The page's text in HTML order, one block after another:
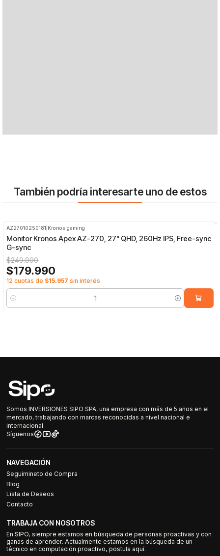
También podría interesarte uno de estos
AZ27010250181 Kronos gaming
Monitor Kronos Apex AZ-270, 27" QHD, 260Hz IPS, Free-sync
G-sync
$249.990
$179.990
12 cuotas de $15.957 sin interés
Cantidad
Somos INVERSIONES SIPO SPA, una empresa con más de 5 años en el
mercado, trabajando con marcas reconocidas a nivel nacional e
internacional.
Síguenos
NAVEGACIÓN
Seguimineto de Compra
Blog
Lista de Deseos
Contacto
TRABAJA CON NOSOTROS
En SIPO, siempre estamos en búsqueda de personas proactivas y con
ganas de aprender. Actualmente estamos en la búsqueda de un
técnico en computación proactivo, postula aquí.